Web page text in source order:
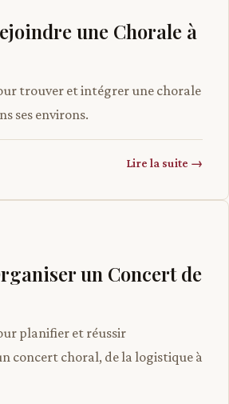
une Chorale à
trouver et intégrer une chorale
ses environs.
Lire la suite →
un Concert de
planifier et réussir
concert choral, de la logistique à